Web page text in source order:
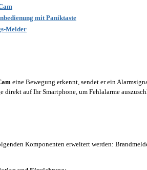
mit Paniktaste
Melder
eine Bewegung erkennt, sendet er ein
direkt auf Ihr Smartphone, um Fehlalarme
Komponenten erweitert werden: